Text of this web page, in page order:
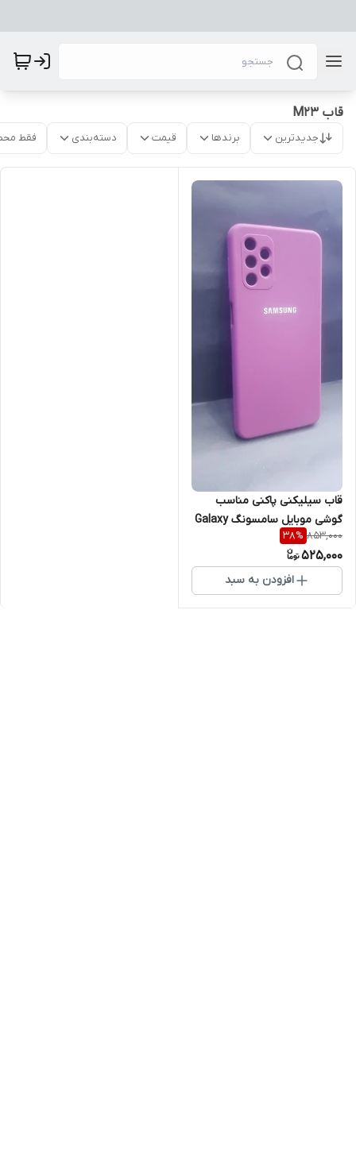
قاب M23
جدیدترین برندها قیمت دسته‌بندی فقط
قاب سیلیکنی پاکنی مناسب
گوشی موبایل سامسونگ Galaxy
M23
853,000
38%
525,000
افزودن به سبد